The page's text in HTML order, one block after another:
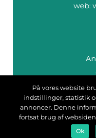
web:
På vores website
indstillinger, statistik
annoncer. Denne
fortsat brug af
Ok